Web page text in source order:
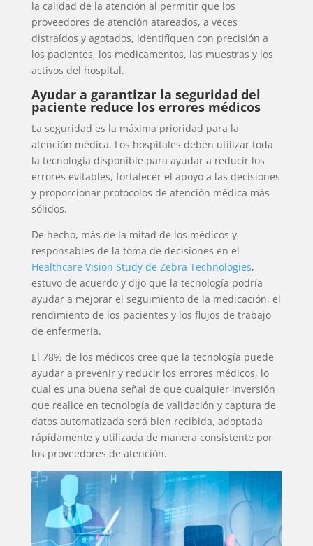
la calidad de la atención al permitir que los
proveedores de atención atareados, a veces
distraídos y agotados, identifiquen con precisión a
los pacientes, los medicamentos, las muestras y los
activos del hospital.
Ayudar a garantizar la seguridad del
paciente reduce los errores médicos
La seguridad es la máxima prioridad para la
atención médica. Los hospitales deben utilizar toda
la tecnología disponible para ayudar a reducir los
errores evitables, fortalecer el apoyo a las decisiones
y proporcionar protocolos de atención médica más
sólidos.
De hecho, más de la mitad de los médicos y
responsables de la toma de decisiones en el
Healthcare Vision Study de Zebra Technologies,
estuvo de acuerdo y dijo que la tecnología podría
ayudar a mejorar el seguimiento de la medicación, el
rendimiento de los pacientes y los flujos de trabajo
de enfermería.
El 78% de los médicos cree que la tecnología puede
ayudar a prevenir y reducir los errores médicos, lo
cual es una buena señal de que cualquier inversión
que realice en tecnología de validación y captura de
datos automatizada será bien recibida, adoptada
rápidamente y utilizada de manera consistente por
los proveedores de atención.